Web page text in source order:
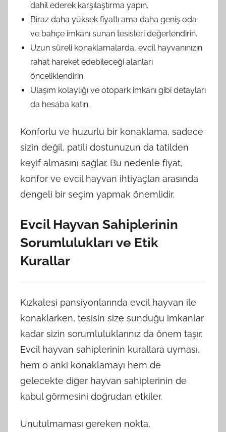
dahil ederek karşılaştırma yapın.
Biraz daha yüksek fiyatlı ama daha geniş oda
ve bahçe imkanı sunan tesisleri değerlendirin.
Uzun süreli konaklamalarda, evcil hayvanınızın
rahat hareket edebileceği alanları
önceliklendirin.
Ulaşım kolaylığı ve otopark imkanı gibi detayları
da hesaba katın.
Konforlu ve huzurlu bir konaklama, sadece
sizin değil, patili dostunuzun da tatilden
keyif almasını sağlar. Bu nedenle fiyat,
konfor ve evcil hayvan ihtiyaçları arasında
dengeli bir seçim yapmak önemlidir.
Evcil Hayvan Sahiplerinin
Sorumlulukları ve Etik
Kurallar
Kızkalesi pansiyonlarında evcil hayvan ile
konaklarken, tesisin size sunduğu imkanlar
kadar sizin sorumluluklarınız da önem taşır.
Evcil hayvan sahiplerinin kurallara uyması,
hem o anki konaklamayı hem de
gelecekte diğer hayvan sahiplerinin de
kabul görmesini doğrudan etkiler.
Unutulmaması gereken nokta,